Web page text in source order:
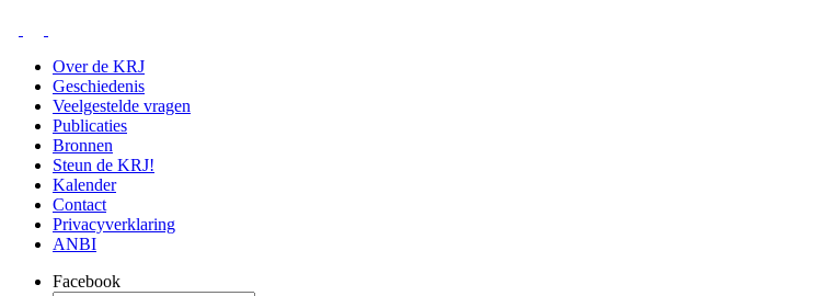
Over de KRJ
Geschiedenis
Veelgestelde vragen
Publicaties
Bronnen
Steun de KRJ!
Kalender
Contact
Privacyverklaring
ANBI
Facebook